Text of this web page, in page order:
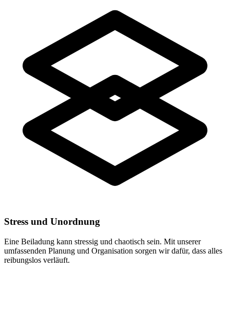
Stress und Unordnung
Eine Beiladung kann stressig und chaotisch sein. Mit unserer
umfassenden Planung und Organisation sorgen wir dafür, dass alles
reibungslos verläuft.